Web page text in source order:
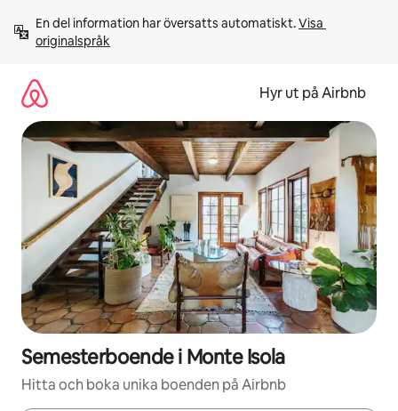
innehåll
En del information har översatts automatiskt. Visa
originalspråk
Hyr ut på Airbnb
Semesterboende i Monte Isola
Hitta och boka unika boenden på Airbnb